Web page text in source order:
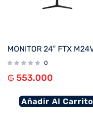
0
₲ 553.000
Añadir Al Carrito